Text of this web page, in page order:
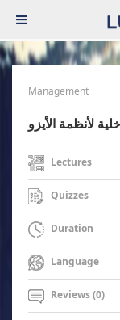
Management
لأنظمة الأيزو
Lectures
Quizzes
Duration
Language
Reviews (0)